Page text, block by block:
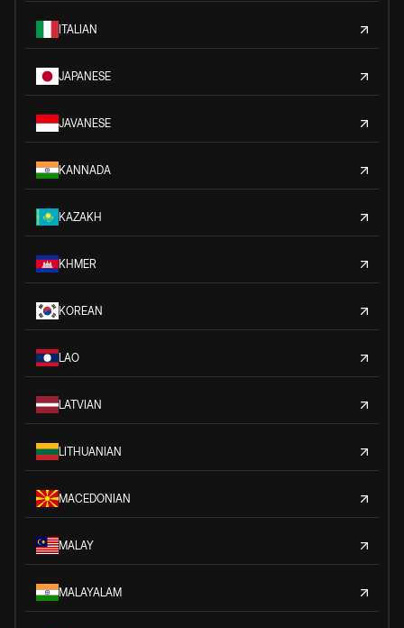
ITALIAN
JAPANESE
JAVANESE
KANNADA
KAZAKH
KHMER
KOREAN
LAO
LATVIAN
LITHUANIAN
MACEDONIAN
MALAY
MALAYALAM